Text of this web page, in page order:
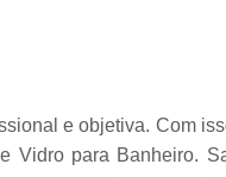
e objetiva. Com
Vidro para Banheiro.